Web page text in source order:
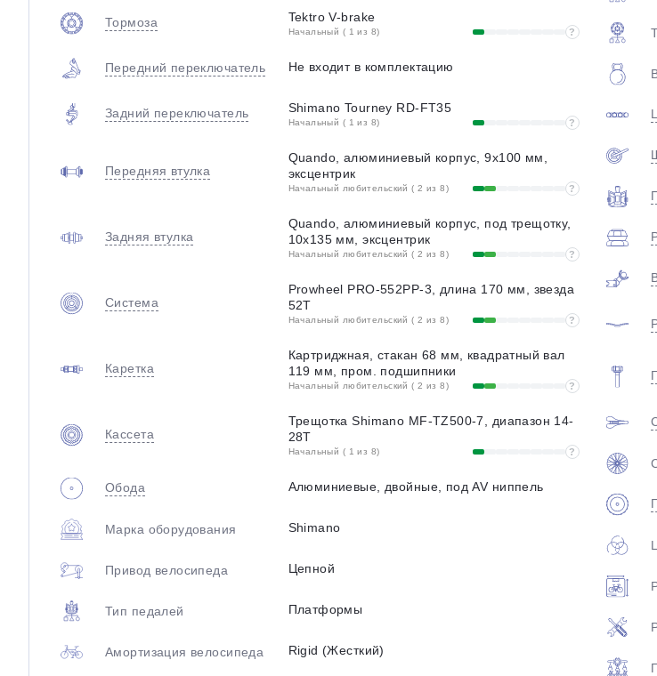
Тормоза Tektro V-brake
Начальный ( 1 из 8) ?
Передний переключатель Не входит в комплектацию
Задний переключатель Shimano Tourney RD-FT35
Начальный ( 1 из 8) ?
Передняя втулка
Quando, алюминиевый корпус, 9х100 мм,
эксцентрик
Начальный любительский ( 2 из 8) ?
Задняя втулка
Quando, алюминиевый корпус, под трещотку,
10х135 мм, эксцентрик
Начальный любительский ( 2 из 8) ?
Система
Prowheel PRO-552PP-3, длина 170 мм, звезда
52T
Начальный любительский ( 2 из 8) ?
Каретка
Картриджная, стакан 68 мм, квадратный вал
119 мм, пром. подшипники
Начальный любительский ( 2 из 8) ?
Кассета
Трещотка Shimano MF-TZ500-7, диапазон 14-
28T
Начальный ( 1 из 8) ?
Обода Алюминиевые, двойные, под AV ниппель
Марка оборудования Shimano
Привод велосипеда Цепной
Тип педалей Платформы
Амортизация велосипеда Rigid (Жесткий)